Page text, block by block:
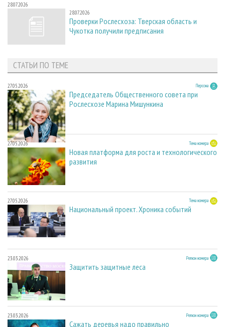
28.07.2026
28.07.2026
Проверки Рослесхоза: Тверская область и
Чукотка получили предписания
СТАТЬИ ПО ТЕМЕ
27.05.2026 Персона
Председатель Общественного совета при
Рослесхозе Марина Мишункина
27.05.2026 Тема номера
Новая платформа для роста и технологического
развития
27.05.2026 Тема номера
Национальный проект. Хроника событий
23.03.2026 Регион номера
Защитить защитные леса
23.03.2026 Регион номера
Сажать деревья надо правильно